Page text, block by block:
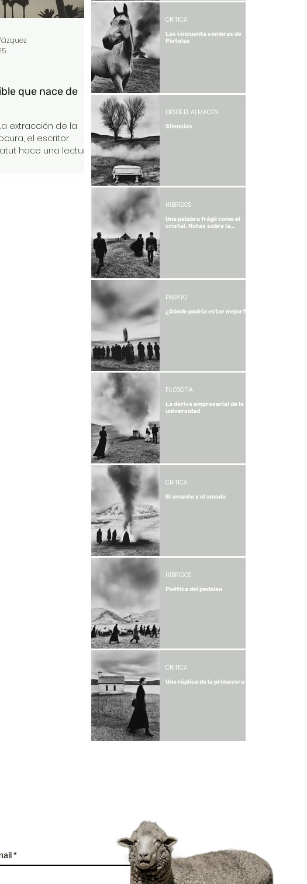
que nace de
extracción de la
el escritor
hace una lectura
Las cincuenta sombras de
Pistolas
CRÍTICA
Silencios
DESDE EL ALMACÉN
Una palabra frágil como el
cristal. Notas sobre la
HÍBRIDOS
¿Dónde podría estar mejor?
ENSAYO
La deriva empresarial de la
universidad
FILOSOFÍA
El amante y el amado
CRÍTICA
Poética del pedaleo
HÍBRIDOS
Una réplica de la primavera
CRÍTICA
Enviar